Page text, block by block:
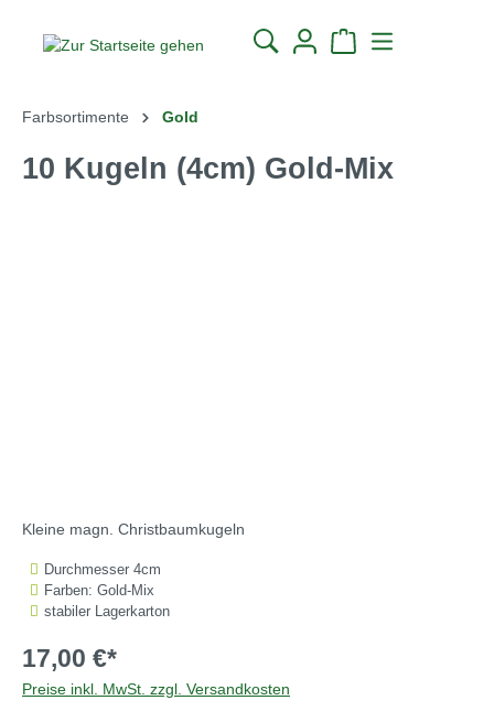
Farbsortimente Gold
10 Kugeln (4cm) Gold-Mix
Kleine magn. Christbaumkugeln
Durchmesser 4cm
Farben: Gold-Mix
stabiler Lagerkarton
17,00 €*
Preise inkl. MwSt. zzgl. Versandkosten